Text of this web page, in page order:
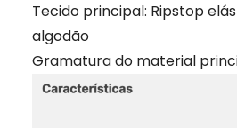
Tecido principal: Ripstop
algodão
Gramatura do material